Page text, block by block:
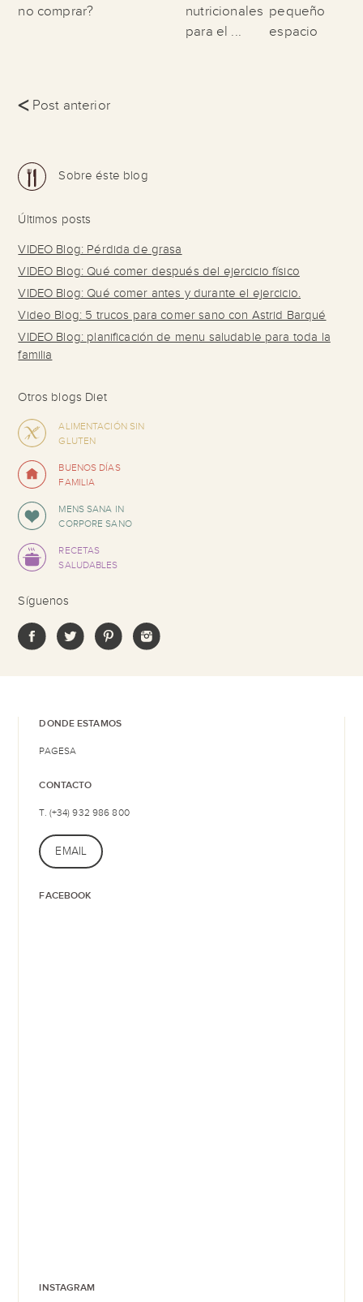
no comprar?
nutricionales
para el ...
pequeño
espacio
<Post anterior
Sobre éste blog
Últimos posts
VIDEO Blog: Pérdida de grasa
VIDEO Blog: Qué comer después del ejercicio físico
VIDEO Blog: Qué comer antes y durante el ejercicio.
Video Blog: 5 trucos para comer sano con Astrid Barqué
VIDEO Blog: planificación de menu saludable para toda la
familia
Otros blogs Diet
ALIMENTACIÓN SIN
GLUTEN
BUENOS DÍAS
FAMILIA
MENS SANA IN
CORPORE SANO
RECETAS
SALUDABLES
Síguenos
DONDE ESTAMOS
PAGESA
CONTACTO
T. (+34) 932 986 800
EMAIL
FACEBOOK
INSTAGRAM